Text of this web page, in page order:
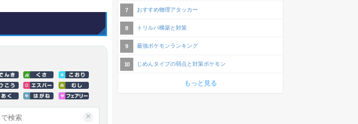
×
おすすめ物理アタッカー
トリルパ構築と対策
最強ポケモンランキング
じめんタイプの弱点と対策ポケモン
もっと見る